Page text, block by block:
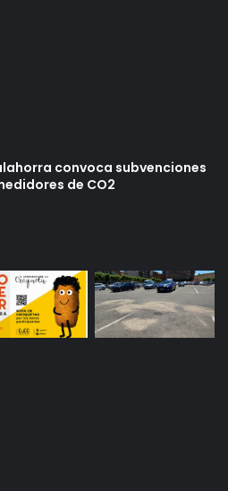
convoca subvenciones
de CO2